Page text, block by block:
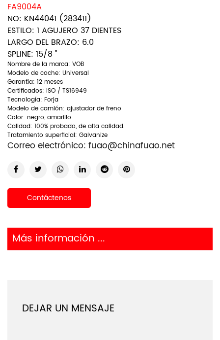
FA9004A
NO: KN44041 (283411)
ESTILO: 1 AGUJERO 37 DIENTES
LARGO DEL BRAZO: 6.0
SPLINE: 15/8 "
Nombre de la marca: VOB
Modelo de coche: Universal
Garantía: 12 meses
Certificados: ISO / TS16949
Tecnología: Forja
Modelo de camión: ajustador de freno
Color: negro, amarillo
Calidad: 100% probado, de alta calidad.
Tratamiento superficial: Galvanize
Correo electrónico: fuao@chinafuao.net
Contáctenos
Más información ...
DEJAR UN MENSAJE